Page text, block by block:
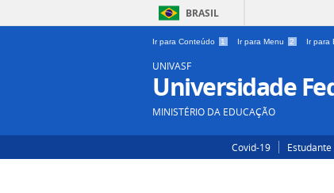
BRASIL
Ir para Conteúdo 1 Ir para Menu 2 Ir para
UNIVASF
Universidade
MINISTÉRIO DA EDUCAÇÃO
Covid-19 Estudante